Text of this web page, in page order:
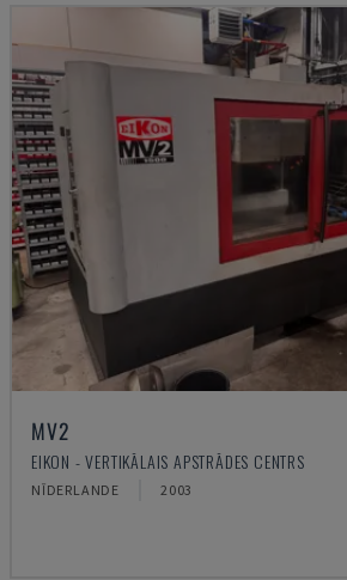
MV2
EIKON - VERTIKĀLAIS APSTRĀDES CENTRS
NĪDERLANDE 2003